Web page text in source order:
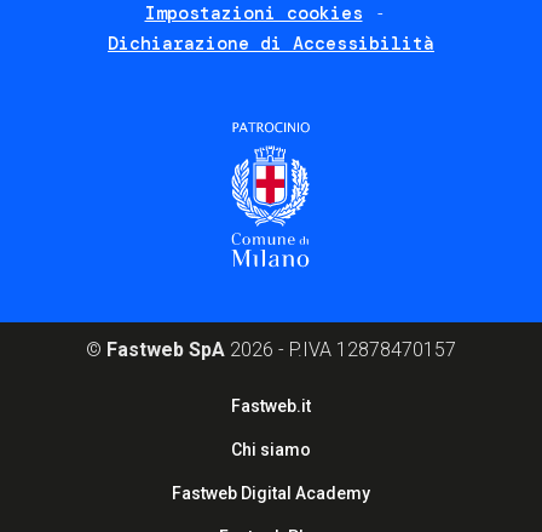
Impostazioni cookies
Dichiarazione di Accessibilità
© Fastweb SpA 2026 - P.IVA 12878470157
Fastweb.it
Chi siamo
Fastweb Digital Academy